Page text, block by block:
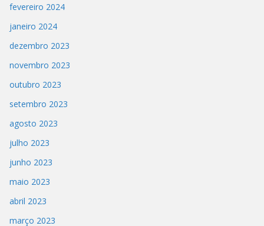
fevereiro 2024
janeiro 2024
dezembro 2023
novembro 2023
outubro 2023
setembro 2023
agosto 2023
julho 2023
junho 2023
maio 2023
abril 2023
março 2023